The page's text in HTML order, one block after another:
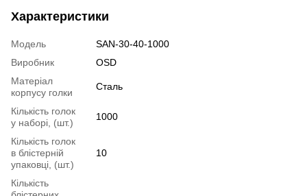
Характеристики
Модель
SAN-30-40-1000
Виробник
OSD
Матеріал
корпусу голки
Сталь
Кількість голок
у наборі, (шт.)
1000
Кількість голок
в блістерній
упаковці, (шт.)
10
Кількість